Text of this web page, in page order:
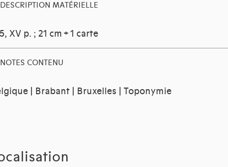
DESCRIPTION MATÉRIELLE
XV p. ; 21 cm + 1 carte
NOTES CONTENU
| Brabant | Bruxelles | Toponymie